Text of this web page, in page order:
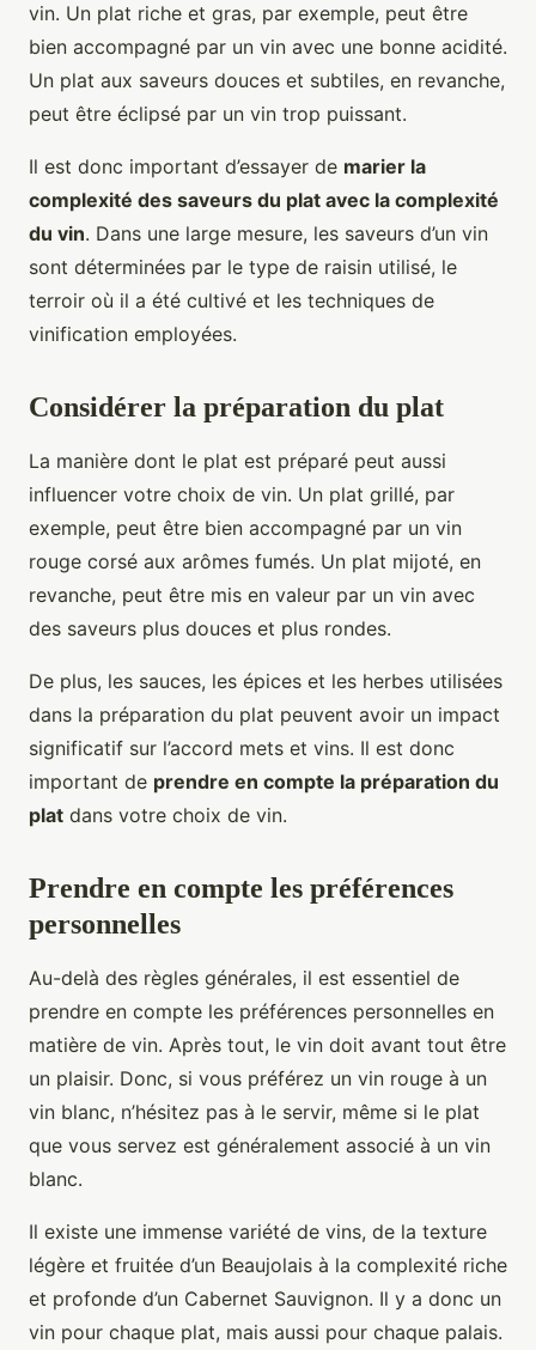
vin. Un plat riche et gras, par exemple, peut être
bien accompagné par un vin avec une bonne acidité.
Un plat aux saveurs douces et subtiles, en revanche,
peut être éclipsé par un vin trop puissant.
Il est donc important d’essayer de marier la
complexité des saveurs du plat avec la complexité
du vin. Dans une large mesure, les saveurs d’un vin
sont déterminées par le type de raisin utilisé, le
terroir où il a été cultivé et les techniques de
vinification employées.
Considérer la préparation du plat
La manière dont le plat est préparé peut aussi
influencer votre choix de vin. Un plat grillé, par
exemple, peut être bien accompagné par un vin
rouge corsé aux arômes fumés. Un plat mijoté, en
revanche, peut être mis en valeur par un vin avec
des saveurs plus douces et plus rondes.
De plus, les sauces, les épices et les herbes utilisées
dans la préparation du plat peuvent avoir un impact
significatif sur l’accord mets et vins. Il est donc
important de prendre en compte la préparation du
plat dans votre choix de vin.
Prendre en compte les préférences
personnelles
Au-delà des règles générales, il est essentiel de
prendre en compte les préférences personnelles en
matière de vin. Après tout, le vin doit avant tout être
un plaisir. Donc, si vous préférez un vin rouge à un
vin blanc, n’hésitez pas à le servir, même si le plat
que vous servez est généralement associé à un vin
blanc.
Il existe une immense variété de vins, de la texture
légère et fruitée d’un Beaujolais à la complexité riche
et profonde d’un Cabernet Sauvignon. Il y a donc un
vin pour chaque plat, mais aussi pour chaque palais.